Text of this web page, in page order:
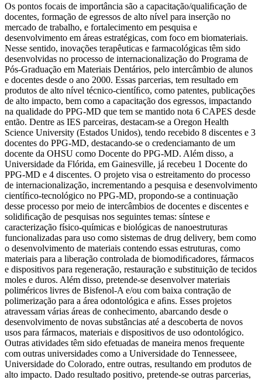
Os pontos focais de importância são a capacitação/qualiﬁcação de
docentes, formação de egressos de alto nível para inserção no
mercado de trabalho, e fortalecimento em pesquisa e
desenvolvimento em áreas estratégicas, com foco em biomateriais.
Nesse sentido, inovações terapêuticas e farmacológicas têm sido
desenvolvidas no processo de internacionalização do Programa de
Pós-Graduação em Materiais Dentários, pelo intercâmbio de alunos
e docentes desde o ano 2000. Essas parcerias, tem resultado em
produtos de alto nível técnico-cientíﬁco, como patentes, publicações
de alto impacto, bem como a capacitação dos egressos, impactando
na qualidade do PPG-MD que tem se mantido nota 6 CAPES desde
então. Dentre as IES parceiras, destacam-se a Oregon Health
Science University (Estados Unidos), tendo recebido 8 discentes e 3
docentes do PPG-MD, destacando-se o credenciamanto de um
docente da OHSU como Docente do PPG-MD. Além disso, a
Universidade da Flórida, em Gainesville, já recebeu 1 Docente do
PPG-MD e 4 discentes. O projeto visa o estreitamento do processo
de internacionalização, incrementando a pesquisa e desenvolvimento
cientíﬁco-tecnológico no PPG-MD, propondo-se a continuação
desse processo por meio de intercâmbios de docentes e discentes e
solidiﬁcação de pesquisas nos seguintes temas: síntese e
caracterização físico-químicas e biológicas de nanoestruturas
funcionalizadas para uso como sistemas de drug delivery, bem como
o desenvolvimento de materiais contendo essas estruturas, como
materiais para a liberação controlada de biomodiﬁcadores, fármacos
e dispositivos para regeneração, restauração e substituição de tecidos
moles e duros. Além disso, pretende-se desenvolver materiais
poliméricos livres de Bisfenol-A e/ou com baixa contração de
polimerização para a área odontológica e aﬁns. Esses projetos
atravessam várias áreas de conhecimento, abarcando desde o
desenvolvimento de novas substâncias até a descoberta de novos
usos para fármacos, materiais e dispositivos de uso odontológico.
Outras atividades têm sido efetuadas de maneira menos frequente
com outras universidades como a Universidade do Tennesseee,
Universidade do Colorado, entre outras, resultando em produtos de
alto impacto. Dado resultado positivo, pretende-se outras parcerias,